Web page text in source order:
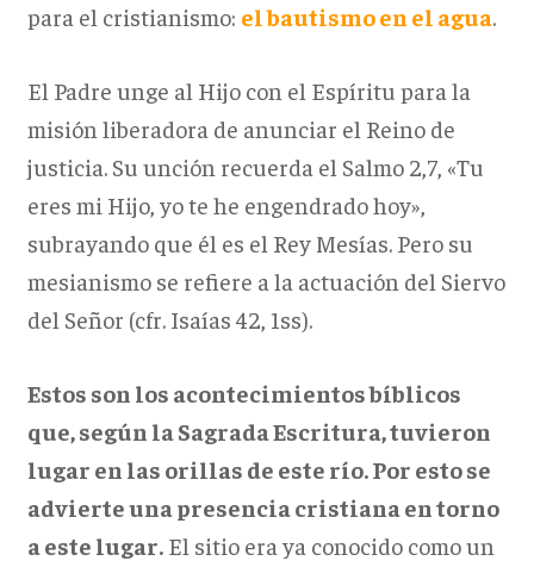
para el cristianismo: el bautismo en el agua.
El Padre unge al Hijo con el Espíritu para la
misión liberadora de anunciar el Reino de
justicia. Su unción recuerda el Salmo 2,7, «Tu
eres mi Hijo, yo te he engendrado hoy»,
subrayando que él es el Rey Mesías. Pero su
mesianismo se refiere a la actuación del Siervo
del Señor (cfr. Isaías 42, 1ss).
Estos son los acontecimientos bíblicos
que, según la Sagrada Escritura, tuvieron
lugar en las orillas de este río. Por esto se
advierte una presencia cristiana en torno
a este lugar.El sitio era ya conocido como un